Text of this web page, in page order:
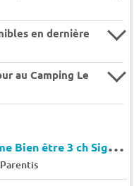
en dernière
au Camping Le
M
obil home Bien être 3 ch Signature sans clim 8 pers.
Parentis